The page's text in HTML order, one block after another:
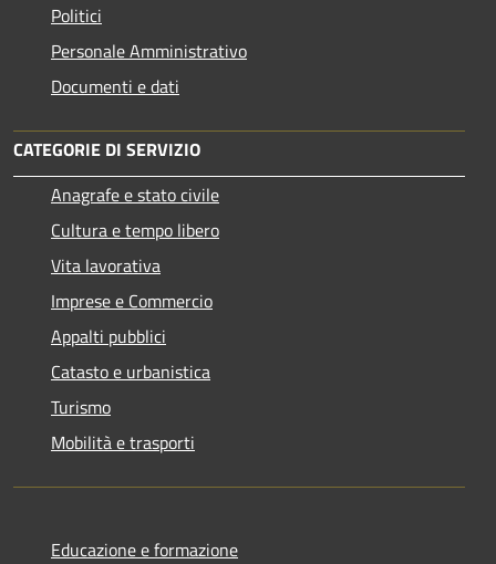
Politici
Personale Amministrativo
Documenti e dati
CATEGORIE DI SERVIZIO
Anagrafe e stato civile
Cultura e tempo libero
Vita lavorativa
Imprese e Commercio
Appalti pubblici
Catasto e urbanistica
Turismo
Mobilità e trasporti
Educazione e formazione